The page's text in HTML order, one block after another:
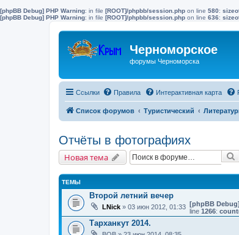
[phpBB Debug] PHP Warning: in file [ROOT]/phpbb/session.php on line 580:
[phpBB Debug] PHP Warning: in file [ROOT]/phpbb/session.php on line 636:
Черноморское
форумы Черноморска
Ссылки Правила Интерактивная карта
Список форумов Туристический
Отчёты в фотографиях
Новая тема
ТЕМЫ
Второй летний вечер
LNick » 03 июн 2012, 01:33 [phpBB
line 1266:
Тарханкут 2014.